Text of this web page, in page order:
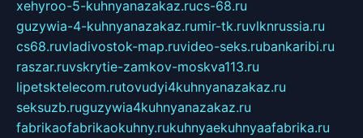
xehyroo-5-kuhnyanazakaz.rucs-68.ru
guzywia-4-kuhnyanazakaz.rumir-tk.ruvlknrussia.ru
cs68.ruvladivostok-map.ruvideo-seks.rubankaribi.ru
raszar.ruvskrytie-zamkov-moskva113.ru
lipetsktelecom.rutovudyi4kuhnyanazakaz.ru
seksuzb.ruguzywia4kuhnyanazakaz.ru
fabrikaofabrikaokuhny.rukuhnyaekuhnyaafabrika.ru